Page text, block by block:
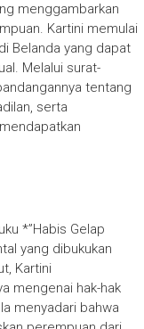
menggambarkan
Kartini memulai
Belanda yang dapat
Melalui surat-
tentang
serta
*”Habis Gelap
yang dibukukan
Kartini
mengenai hak-hak
menyadari bahwa